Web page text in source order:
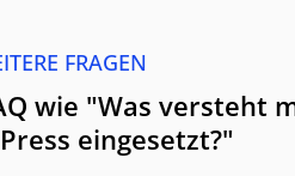
FRAGEN
wie "Was versteht
eingesetzt?"